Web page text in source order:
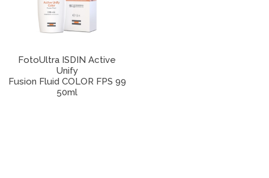
FotoUltra ISDIN Active
Unify
Fusion Fluid COLOR FPS 99
50ml